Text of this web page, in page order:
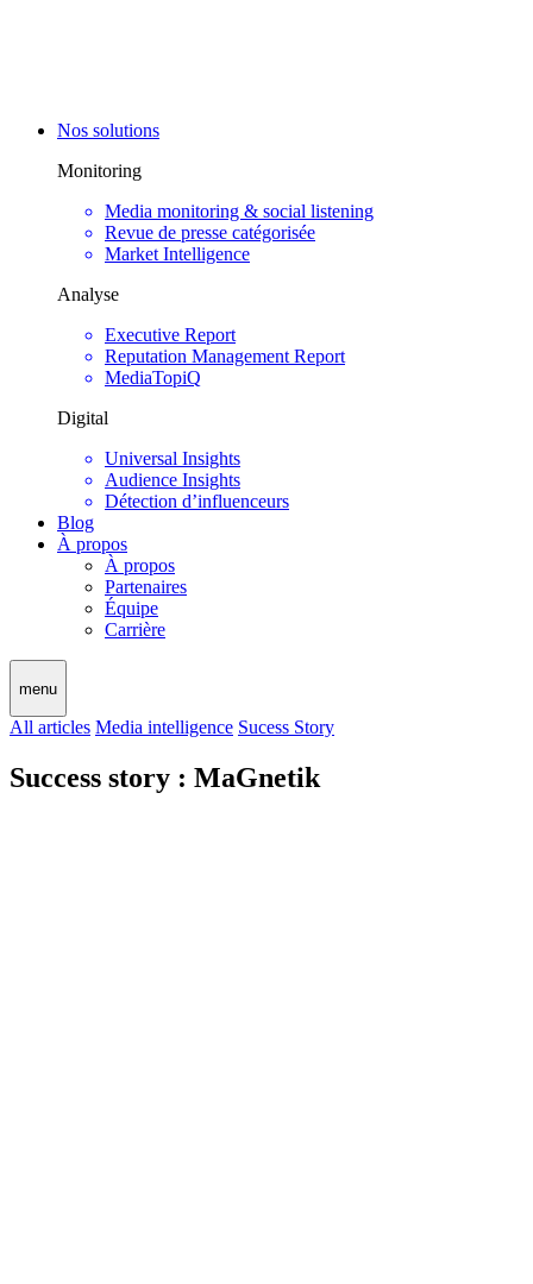
Nos solutions
Monitoring
Media monitoring & social listening
Revue de presse catégorisée
Market Intelligence
Analyse
Executive Report
Reputation Management Report
MediaTopiQ
Digital
Universal Insights
Audience Insights
Détection d’influenceurs
Blog
À propos
À propos
Partenaires
Équipe
Carrière
menu
All articles Media intelligence Sucess Story
Success story : MaGnetik